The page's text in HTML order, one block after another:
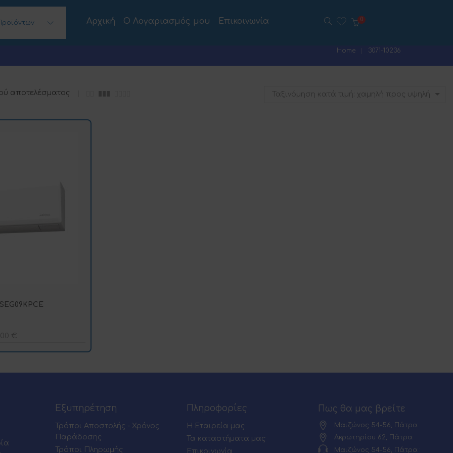
Αρχική Ο Λογαριασμός μου Επικοινωνία
Home 3071-10236
αποτελέσματος Ταξινόμηση κατά τιμή: χαμηλή προς υψηλή
€
Εξυπηρέτηση
Τρόποι Αποστολής - Χρόνος
Παράδοσης
Τρόποι Πληρωμής
Πληροφορίες
Η Εταιρεία μας
Τα καταστήματα μας
Επικοινωνία
Πως θα μας βρείτε
Μαιζώνος 54-56, Πάτρα
Ακρωτηρίου 62, Πάτρα
Μαιζώνος 54-56, Πάτρα :